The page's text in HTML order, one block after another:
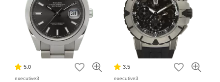
5.0
executive3
3.5
executive3